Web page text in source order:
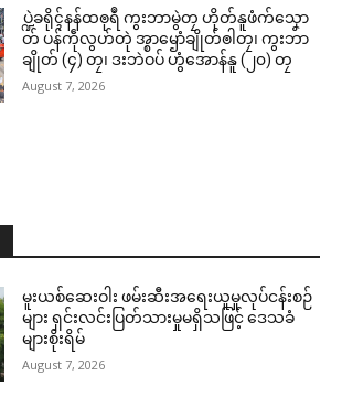
ပ္ဍဲခရိုၚ်နန်ထၜုရဳ ကွးဘာမွဲတၠ ဟိုတ်နူဖံက်သၞော
တ် ပန်ကဵုလွဟ်တုဲ အ္စာၝောံချိုတ်ၜါတၠ၊ ကွးဘာ
ချိုတ် (၄) တၠ၊ ဒးဘဲဝပ် ဟွံအောန်နူ (၂၀) တၠ
August 7, 2026
မူးယစ်ဆေးဝါး ဖမ်းဆီးအရေးယူမှုလုပ်ငန်းစဉ်
များ ရှင်းလင်းပြတ်သားမှုမရှိသဖြင့် ဒေသခံ
များစိုးရိမ်
August 7, 2026